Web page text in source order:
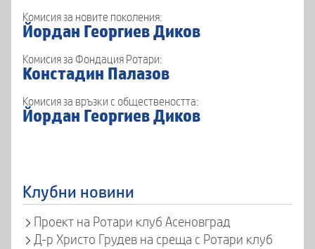
Комисия за новите поколения:
Йордан Георгиев Диков
Комисия за Фондация Ротари:
Констадин Палазов
Комисия за връзки с обществеността:
Йордан Георгиев Диков
Клубни новини
Проект на Ротари клуб Асеновград
Д-р Христо Грудев на среща с Ротари клуб